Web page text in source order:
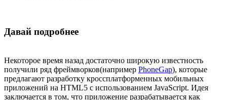
Давай подробнее
Некоторое время назад достаточно широкую известность
получили ряд фреймворков(например PhoneGap), которые
предлагают разработку кроссплатформенных мобильных
приложений на HTML5 с использованием JavaScript. Идея
заключается в том, что приложение разрабатывается как